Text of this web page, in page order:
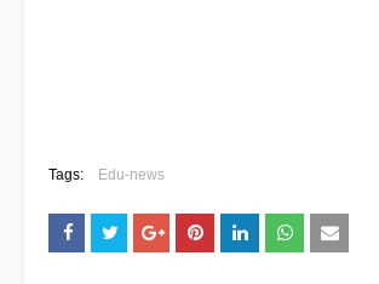
Tags: Edu-news